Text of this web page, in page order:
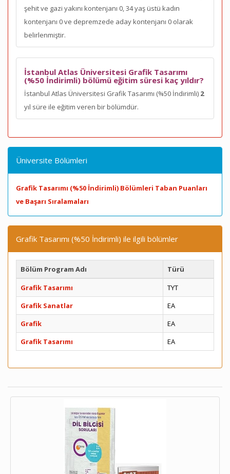
şehit ve gazi yakını kontenjanı 0, 34 yaş üstü kadın
kontenjanı 0 ve depremzede aday kontenjanı 0 olarak
belirlenmiştir.
İstanbul Atlas Üniversitesi Grafik Tasarımı
(%50 İndirimli) bölümü eğitim süresi kaç yıldır?
İstanbul Atlas Üniversitesi Grafik Tasarımı (%50 İndirimli) 2
yıl süre ile eğitim veren bir bölümdür.
Üniversite Bölümleri
Grafik Tasarımı (%50 İndirimli) Bölümleri Taban Puanları
ve Başarı Sıralamaları
Grafik Tasarımı (%50 İndirimli) ile ilgili bölümler
Bölüm Program Adı
Türü
Grafik Tasarımı
TYT
Grafik Sanatlar
EA
Grafik
EA
Grafik Tasarımı
EA